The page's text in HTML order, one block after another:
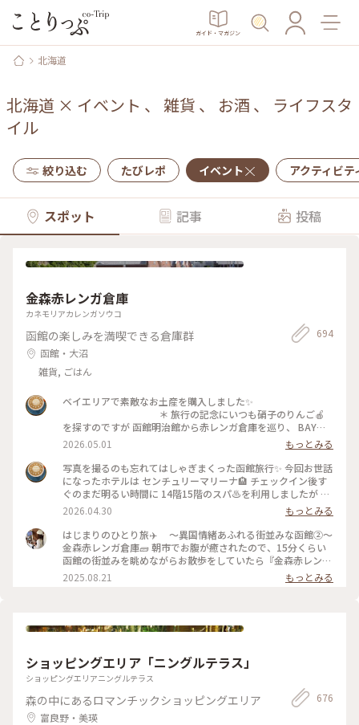
ガイド・マガジン
北海道
北海道 × イベント 、 雑貨 、 お酒 、 ライフスタ
イル
絞り込む たびレポ イベント アクティビテ
スポット 記事 投稿
金森赤レンガ倉庫
カネモリアカレンガソウコ
函館の楽しみを満喫できる倉庫群
函館・大沼
雑貨, ごはん
694
ベイエリアで素敵なお土産を購入しました✨
＊ 旅行の記念にいつも硝子のりんご🍎
を探すのですが 函館明治館から赤レンガ倉庫を巡り、 BAYは
こだて内、瑠璃工房さんで すり硝子とレースのりんごオブジ
ェに出会いました✨ お隣りのフクロウ🦉さんは 先日、小岩井
農場で出会いましたが、函館にも居ました😁
＊ そして、赤レンガ倉庫柄のポーチも🎵
初日に気になって見てたのですが購入には至らず… 次の日にな
り、やっぱり欲しい✨と 再びベイエリアへ🤪 買わなかったら
きっと後悔してた💦 そのくらいお気に入りになりました✨
＊ 写真たてに入れてあるのは センチュリ
ーマリーナのお土産屋さんで購入したポストカードです。 お部
屋の一角が函館になりました✨ ＊ #ちいさ
な列車旅
2026.05.01
もっとみる
写真を撮るのも忘れてはしゃぎまくった函館旅行✨ 今回お世話
になったホテルは センチュリーマリーナ🏨 チェックイン後す
ぐのまだ明るい時間に 14階15階のスパ♨️を利用しましたが 眺
めがサイコーでした🤗 15階の開放感溢れる露天風呂に、14階
のあつ湯は まだ肌寒い函館の春を歩いた体をしっかりほぐし
て😌 海や函館山を眺めながらの♨️至福✨ 夜は館内のジンギス
カン料理のお店を利用しました。 個室で楽しめるのでお酒🍻
も進みます⤴︎⤴︎ チェックイン前に金森赤レンガ倉庫のビアホ
ールで すでに2杯飲んでいましたが🤣 そして、噂に名高いセン
チュリーマリーナの朝食✨ 端から端まで見れないほどのものす
に欠けますが、本当にオススメのホテルです❗️
らの100万ドルの夜景🌃✨ これがなんと…食事の予約を19時に
してたので 日が暮れる前に函館山を下山という悲しい結果に
😭 食事の後また行こうか？とも考えたのですが… お酒がすす
み過ぎて外出出来ませんでした🤪 ＊ #
ちいさな列車旅
2026.04.30
もっとみる
はじまりのひとり旅✈️ 〜異国情緒あふれる街並みな函館②〜
金森赤レンガ倉庫🧱 朝市でお腹が癒されたので、15分くらい
函館の街並みを眺めながらお散歩をしていたら『金森赤レンガ
倉庫』に到着🗽 港に並ぶ赤レンガの倉庫は明治時代に建造さ
れ、歴史を感じさせられる外観と「函館ヒストリープラザ」
施設でした☺️ ＊函館煉瓦工場 ◦赤瓦コースター ◦アロマ
スティックも可愛くて、インテリアとして置いておけるのと、
挿すだけでお気に入りの香りが楽しめるところが素敵でした🪴
香りは旅の思い出としてお土産にするのも良いなと思い、お気
に入りの香りをひとつ購入しました☺️ ハンドメイドのアクセ
サリーも、色や形ひとつひとつに違う味が出ていて、どれを選
2025.08.21 もっとみる
ショッピングエリア「ニングルテラス」
ショッピングエリアニングルテラス
森の中にあるロマンチックショッピングエリア
富良野・美瑛
676